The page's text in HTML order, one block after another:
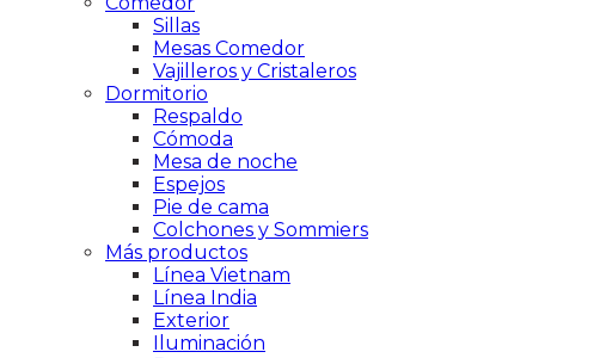
Sillas
Mesas Comedor
Vajilleros y Cristaleros
Dormitorio
Respaldo
Cómoda
Mesa de noche
Espejos
Pie de cama
Colchones y Sommiers
Más productos
Línea Vietnam
Línea India
Exterior
Iluminación